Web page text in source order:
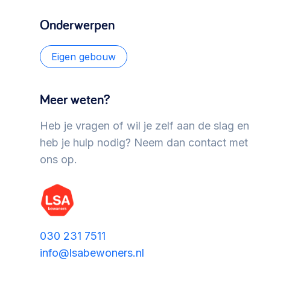
Meebeslissen
democratie >
Onderwerpen
Eigen gebouw
Meer weten?
Heb je vragen of wil je zelf aan de slag en
heb je hulp nodig? Neem dan contact met
ons op.
030 231 7511
info@lsabewoners.nl